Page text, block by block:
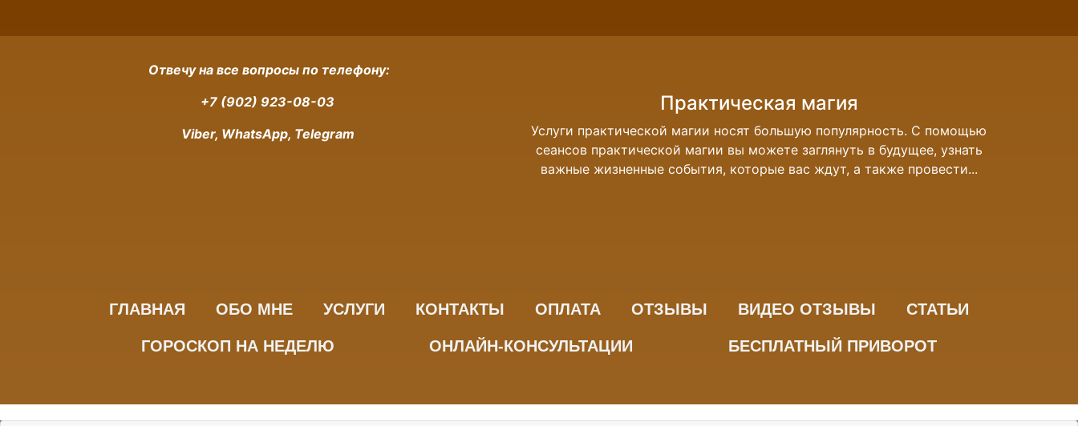
Отвечу на все вопросы по телефону:
+7 (902) 923-08-03
Viber, WhatsApp, Telegram
Практическая магия
Услуги практической магии носят большую популярность. С помощью
сеансов практической магии вы можете заглянуть в будущее, узнать
важные жизненные события, которые вас ждут, а также провести...
ГЛАВНАЯ ОБО МНЕ УСЛУГИ КОНТАКТЫ ОПЛАТА ОТЗЫВЫ ВИДЕО ОТЗЫВЫ СТАТЬИ
ГОРОСКОП НА НЕДЕЛЮ ОНЛАЙН-КОНСУЛЬТАЦИИ БЕСПЛАТНЫЙ ПРИВОРОТ